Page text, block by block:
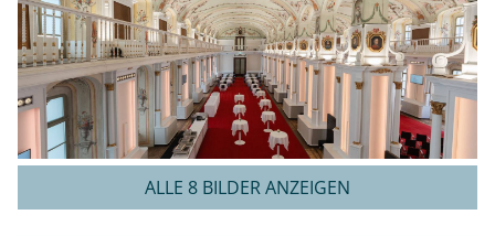
ALLE 8 BILDER ANZEIGEN